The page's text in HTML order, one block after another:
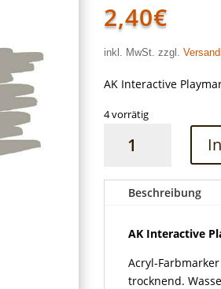
2,40€
inkl. MwSt. zzgl.
AK Interactive
4 vorrätig
Interactive
LightBeschreibung
AK Interactive
Acryl-
trocknend.